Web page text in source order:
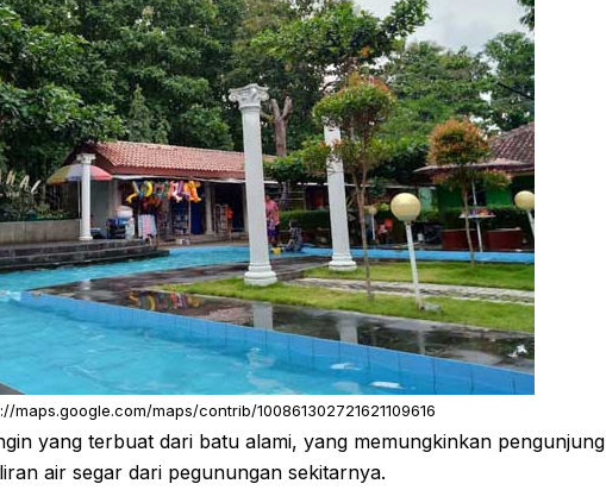
maps.google.com/maps/contrib/100861302721621109616
yang terbuat dari batu alami, yang memungkinkan pengunjung
air segar dari pegunungan sekitarnya.